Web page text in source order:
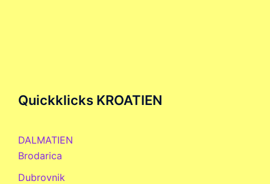
Quickklicks KROATIEN
DALMATIEN
Brodarica
Dubrovnik